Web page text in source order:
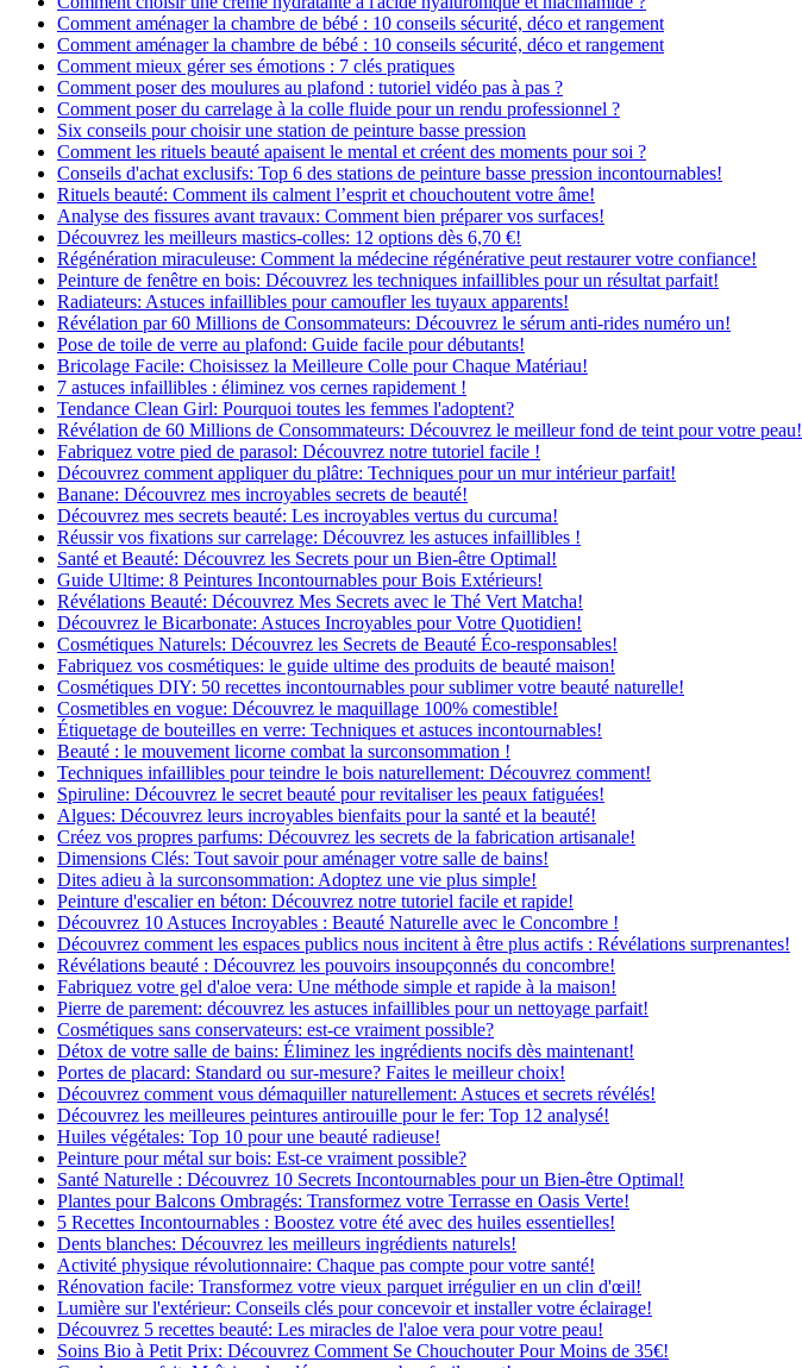
Comment aménager la chambre de bébé : 10 conseils sécurité, déco et rangement
Comment aménager la chambre de bébé : 10 conseils sécurité, déco et rangement
Comment mieux gérer ses émotions : 7 clés pratiques
Comment poser des moulures au plafond : tutoriel vidéo pas à pas ?
Comment poser du carrelage à la colle fluide pour un rendu professionnel ?
Six conseils pour choisir une station de peinture basse pression
Comment les rituels beauté apaisent le mental et créent des moments pour soi ?
Conseils d'achat exclusifs: Top 6 des stations de peinture basse pression incontournables!
Rituels beauté: Comment ils calment l’esprit et chouchoutent votre âme!
Analyse des fissures avant travaux: Comment bien préparer vos surfaces!
Découvrez les meilleurs mastics-colles: 12 options dès 6,70 €!
Régénération miraculeuse: Comment la médecine régénérative peut restaurer votre confiance!
Peinture de fenêtre en bois: Découvrez les techniques infaillibles pour un résultat parfait!
Radiateurs: Astuces infaillibles pour camoufler les tuyaux apparents!
Révélation par 60 Millions de Consommateurs: Découvrez le sérum anti-rides numéro un!
Pose de toile de verre au plafond: Guide facile pour débutants!
Bricolage Facile: Choisissez la Meilleure Colle pour Chaque Matériau!
7 astuces infaillibles : éliminez vos cernes rapidement !
Tendance Clean Girl: Pourquoi toutes les femmes l'adoptent?
Révélation de 60 Millions de Consommateurs: Découvrez le meilleur fond de teint pour votre peau!
Fabriquez votre pied de parasol: Découvrez notre tutoriel facile !
Découvrez comment appliquer du plâtre: Techniques pour un mur intérieur parfait!
Banane: Découvrez mes incroyables secrets de beauté!
Découvrez mes secrets beauté: Les incroyables vertus du curcuma!
Réussir vos fixations sur carrelage: Découvrez les astuces infaillibles !
Santé et Beauté: Découvrez les Secrets pour un Bien-être Optimal!
Guide Ultime: 8 Peintures Incontournables pour Bois Extérieurs!
Révélations Beauté: Découvrez Mes Secrets avec le Thé Vert Matcha!
Découvrez le Bicarbonate: Astuces Incroyables pour Votre Quotidien!
Cosmétiques Naturels: Découvrez les Secrets de Beauté Éco-responsables!
Fabriquez vos cosmétiques: le guide ultime des produits de beauté maison!
Cosmétiques DIY: 50 recettes incontournables pour sublimer votre beauté naturelle!
Cosmetibles en vogue: Découvrez le maquillage 100% comestible!
Étiquetage de bouteilles en verre: Techniques et astuces incontournables!
Beauté : le mouvement licorne combat la surconsommation !
Techniques infaillibles pour teindre le bois naturellement: Découvrez comment!
Spiruline: Découvrez le secret beauté pour revitaliser les peaux fatiguées!
Algues: Découvrez leurs incroyables bienfaits pour la santé et la beauté!
Créez vos propres parfums: Découvrez les secrets de la fabrication artisanale!
Dimensions Clés: Tout savoir pour aménager votre salle de bains!
Dites adieu à la surconsommation: Adoptez une vie plus simple!
Peinture d'escalier en béton: Découvrez notre tutoriel facile et rapide!
Découvrez 10 Astuces Incroyables : Beauté Naturelle avec le Concombre !
Découvrez comment les espaces publics nous incitent à être plus actifs : Révélations surprenantes!
Révélations beauté : Découvrez les pouvoirs insoupçonnés du concombre!
Fabriquez votre gel d'aloe vera: Une méthode simple et rapide à la maison!
Pierre de parement: découvrez les astuces infaillibles pour un nettoyage parfait!
Cosmétiques sans conservateurs: est-ce vraiment possible?
Détox de votre salle de bains: Éliminez les ingrédients nocifs dès maintenant!
Portes de placard: Standard ou sur-mesure? Faites le meilleur choix!
Découvrez comment vous démaquiller naturellement: Astuces et secrets révélés!
Découvrez les meilleures peintures antirouille pour le fer: Top 12 analysé!
Huiles végétales: Top 10 pour une beauté radieuse!
Peinture pour métal sur bois: Est-ce vraiment possible?
Santé Naturelle : Découvrez 10 Secrets Incontournables pour un Bien-être Optimal!
Plantes pour Balcons Ombragés: Transformez votre Terrasse en Oasis Verte!
5 Recettes Incontournables : Boostez votre été avec des huiles essentielles!
Dents blanches: Découvrez les meilleurs ingrédients naturels!
Activité physique révolutionnaire: Chaque pas compte pour votre santé!
Rénovation facile: Transformez votre vieux parquet irrégulier en un clin d'œil!
Lumière sur l'extérieur: Conseils clés pour concevoir et installer votre éclairage!
Découvrez 5 recettes beauté: Les miracles de l'aloe vera pour votre peau!
Soins Bio à Petit Prix: Découvrez Comment Se Chouchouter Pour Moins de 35€!